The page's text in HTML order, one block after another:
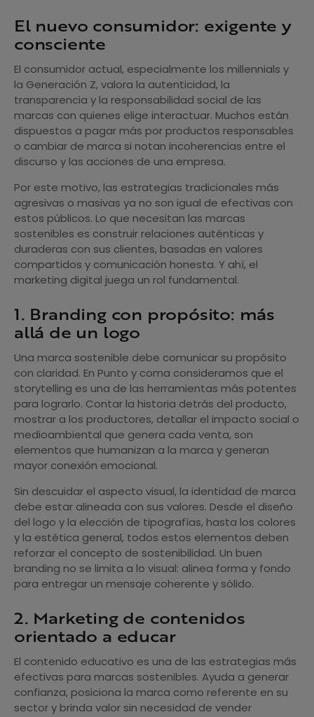
El nuevo consumidor: exigente y
consciente
El consumidor actual, especialmente los millennials y
la Generación Z, valora la autenticidad, la
transparencia y la responsabilidad social de las
marcas con quienes elige interactuar. Muchos están
dispuestos a pagar más por productos responsables
o cambiar de marca si notan incoherencias entre el
discurso y las acciones de una empresa.
Por este motivo, las estrategias tradicionales más
agresivas o masivas ya no son igual de efectivas con
estos públicos. Lo que necesitan las marcas
sostenibles es construir relaciones auténticas y
duraderas con sus clientes, basadas en valores
compartidos y comunicación honesta. Y ahí, el
marketing digital juega un rol fundamental.
1. Branding con propósito: más
allá de un logo
Una marca sostenible debe comunicar su propósito
con claridad. En Punto y coma consideramos que el
storytelling es una de las herramientas más potentes
para lograrlo. Contar la historia detrás del producto,
mostrar a los productores, detallar el impacto social o
medioambiental que genera cada venta, son
elementos que humanizan a la marca y generan
mayor conexión emocional.
Sin descuidar el aspecto visual, la identidad de marca
debe estar alineada con sus valores. Desde el diseño
del logo y la elección de tipografías, hasta los colores
y la estética general, todos estos elementos deben
reforzar el concepto de sostenibilidad. Un buen
branding no se limita a lo visual: alinea forma y fondo
para entregar un mensaje coherente y sólido.
2. Marketing de contenidos
orientado a educar
El contenido educativo es una de las estrategias más
efectivas para marcas sostenibles. Ayuda a generar
confianza, posiciona la marca como referente en su
sector y brinda valor sin necesidad de vender